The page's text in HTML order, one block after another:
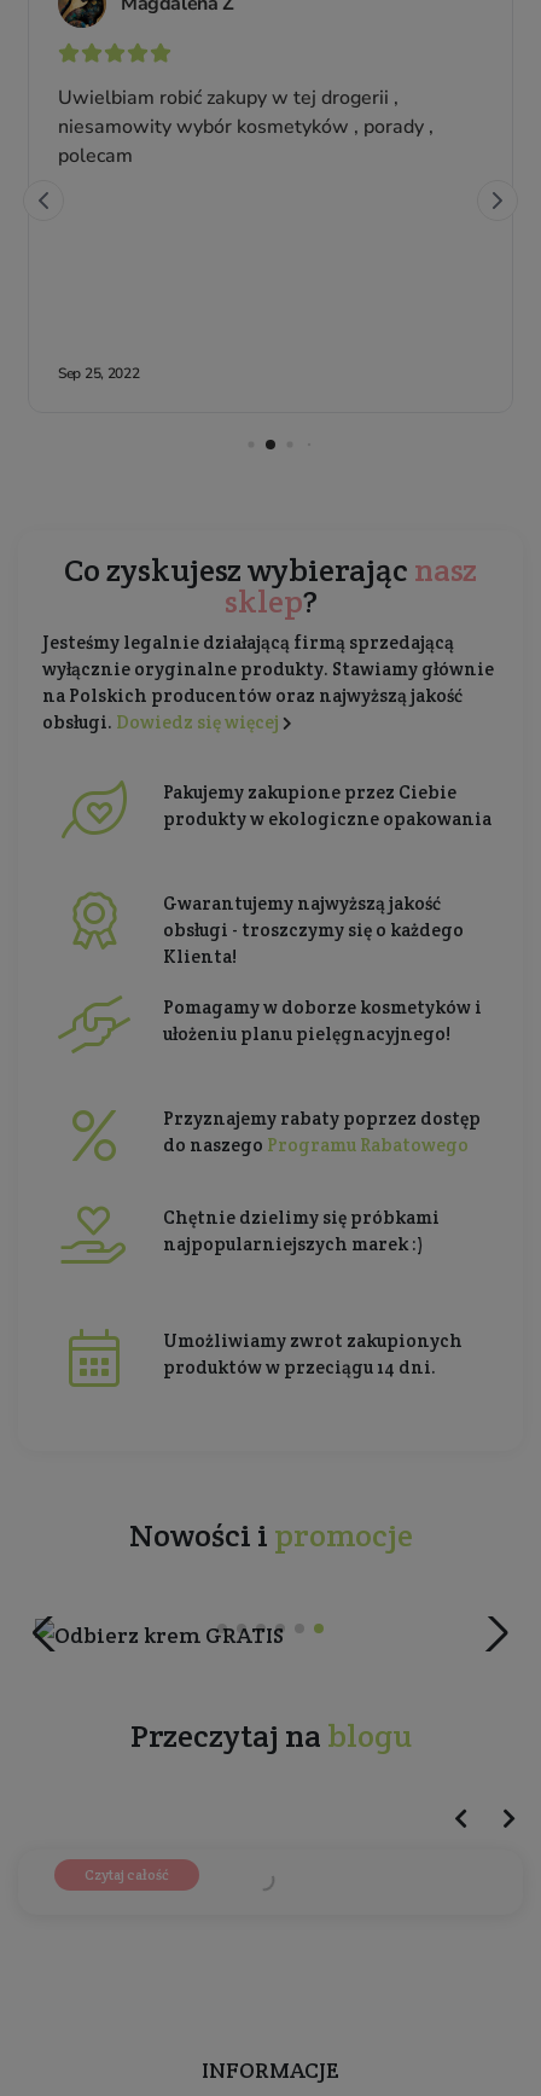
Co zyskujesz wybierając nasz
sklep?
Jesteśmy legalnie działającą firmą sprzedającą
wyłącznie oryginalne produkty. Stawiamy głównie
na Polskich producentów oraz najwyższą jakość
obsługi. Dowiedz się więcej
Pakujemy zakupione przez Ciebie
produkty w ekologiczne opakowania
Gwarantujemy najwyższą jakość
obsługi - troszczymy się o każdego
Klienta!
Pomagamy w doborze kosmetyków i
ułożeniu planu pielęgnacyjnego!
Przyznajemy rabaty poprzez dostęp
do naszego Programu Rabatowego
Chętnie dzielimy się próbkami
najpopularniejszych marek :)
Umożliwiamy zwrot zakupionych
produktów w przeciągu 14 dni.
Nowości i promocje
Przeczytaj na blogu
Jak znaleźć idealny krem do twarzy z filtrem
Czytaj całość
INFORMACJE